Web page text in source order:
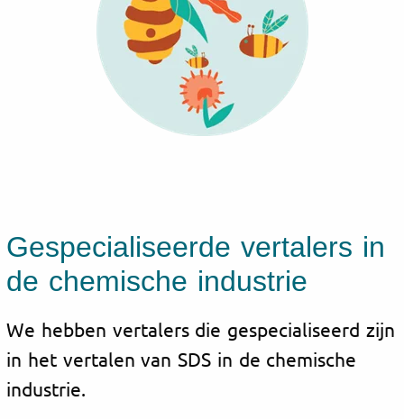
Gespecialiseerde vertalers in
de chemische industrie
We hebben vertalers die gespecialiseerd zijn
in het vertalen van SDS in de chemische
industrie.